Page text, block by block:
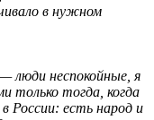
в нужном
люди неспокойные, я
только тогда, когда
России: есть народ и